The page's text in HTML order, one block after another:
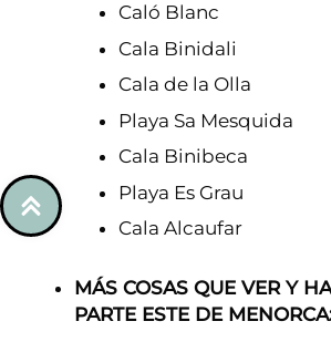
Caló Blanc
Cala Binidali
Cala de la Olla
Playa Sa Mesquida
Cala Binibeca
Playa Es Grau
Cala Alcaufar
MÁS COSAS QUE VER Y
PARTE ESTE DE